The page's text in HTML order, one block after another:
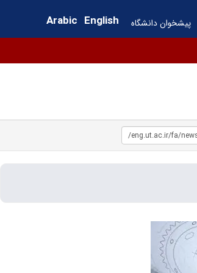
English
Arabic پیشخوان دانشگاه